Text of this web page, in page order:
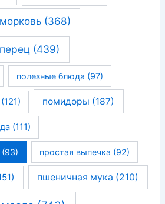
морковь(368)
перец (439)
полезные блюда (97)
(121) помидоры (187)
(111)
(93) простая выпечка (92)
пшеничная мука (210)